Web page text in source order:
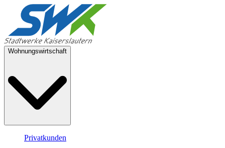
Wohnungswirtschaft
Privatkunden